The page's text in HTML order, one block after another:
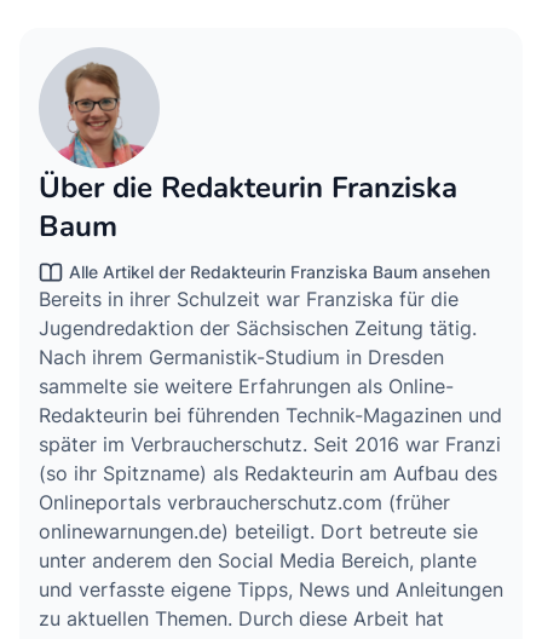
Über die Redakteurin Franziska
Baum
Alle Artikel der Redakteurin Franziska Baum ansehen
Bereits in ihrer Schulzeit war Franziska für die
Jugendredaktion der Sächsischen Zeitung tätig.
Nach ihrem Germanistik-Studium in Dresden
sammelte sie weitere Erfahrungen als Online-
Redakteurin bei führenden Technik-Magazinen und
später im Verbraucherschutz. Seit 2016 war Franzi
(so ihr Spitzname) als Redakteurin am Aufbau des
Onlineportals verbraucherschutz.com (früher
onlinewarnungen.de) beteiligt. Dort betreute sie
unter anderem den Social Media Bereich, plante
und verfasste eigene Tipps, News und Anleitungen
zu aktuellen Themen. Durch diese Arbeit hat